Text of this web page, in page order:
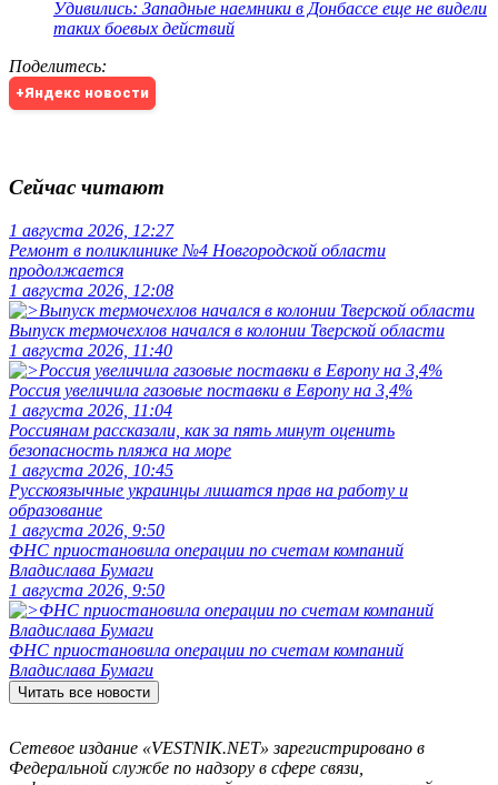
Удивились: Западные наемники в Донбассе еще не видели
таких боевых действий
Поделитесь:
+Яндекс новости
Сейчас читают
1 августа 2026, 12:27
Ремонт в поликлинике №4 Новгородской области
продолжается
1 августа 2026, 12:08
Выпуск термочехлов начался в колонии Тверской области
1 августа 2026, 11:40
Россия увеличила газовые поставки в Европу на 3,4%
1 августа 2026, 11:04
Россиянам рассказали, как за пять минут оценить
безопасность пляжа на море
1 августа 2026, 10:45
Русскоязычные украинцы лишатся прав на работу и
образование
1 августа 2026, 9:50
ФНС приостановила операции по счетам компаний
Владислава Бумаги
1 августа 2026, 9:50
ФНС приостановила операции по счетам компаний
Владислава Бумаги
Читать все новости
Сетевое издание «VESTNIK.NET» зарегистрировано в
Федеральной службе по надзору в сфере связи,